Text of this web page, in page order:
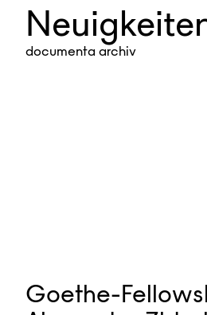
documenta archiv
Goethe-